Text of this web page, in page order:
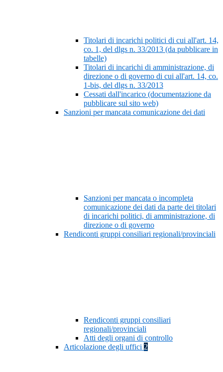
Titolari di incarichi politici di cui all'art. 14,
co. 1, del dlgs n. 33/2013 (da pubblicare in
tabelle)
Titolari di incarichi di amministrazione, di
direzione o di governo di cui all'art. 14, co.
1-bis, del dlgs n. 33/2013
Cessati dall'incarico (documentazione da
pubblicare sul sito web)
Sanzioni per mancata comunicazione dei dati
Sanzioni per mancata o incompleta
comunicazione dei dati da parte dei titolari
di incarichi politici, di amministrazione, di
direzione o di governo
Rendiconti gruppi consiliari regionali/provinciali
Rendiconti gruppi consiliari
regionali/provinciali
Atti degli organi di controllo
Articolazione degli uffici 2